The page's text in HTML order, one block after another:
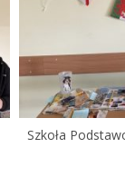
Szkoła